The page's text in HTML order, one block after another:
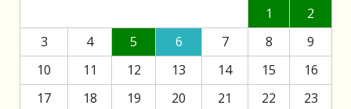
1
2
3
4 5 6 7 8
9
10
11 12 13 14 15
16
17
18 19 20 21 22
23